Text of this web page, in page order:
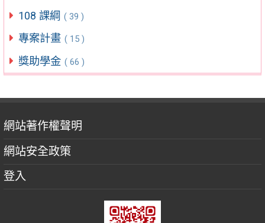
108 課綱 ( 39 )
專案計畫 ( 15 )
獎助學金 ( 66 )
網站著作權聲明
網站安全政策
登入